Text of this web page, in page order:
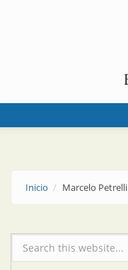
Inicio Marcelo Petrelli
Formulario de búsqueda